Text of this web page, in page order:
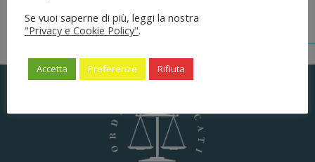
Se vuoi saperne di più, leggi la nostra
"Privacy e Cookie Policy".
Accetta Preferenze Rifiuta